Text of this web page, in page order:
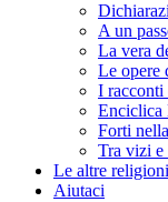
A un
La vera
Le opere
I racconti
Enciclica
Forti
Tra vizi
Le altre religioni
Aiutaci